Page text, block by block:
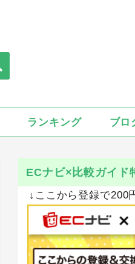
ランキング ブロ
ECナビ×比較ガイド
↓ここから登録で200